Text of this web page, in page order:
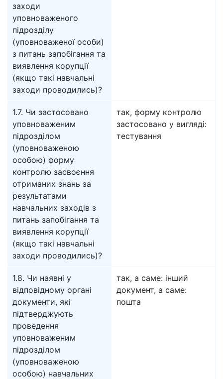
заходи
уповноваженого
підрозділу
(уповноваженої особи)
з питань запобігання та
виявлення корупції
(якщо такі навчальні
заходи проводились)?
1.7. Чи застосовано
уповноваженим
підрозділом
(уповноваженою
особою) форму
контролю засвоєння
отриманих знань за
результатами
навчальних заходів з
питань запобігання та
виявлення корупції
(якщо такі навчальні
заходи проводились)?
так, форму контролю
застосовано у вигляді:
тестування
1.8. Чи наявні у
відповідному органі
документи, які
підтверджують
проведення
уповноваженим
підрозділом
(уповноваженою
особою) навчальних
так, а саме: інший
документ, а саме:
пошта